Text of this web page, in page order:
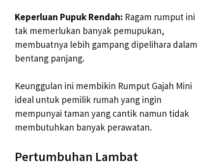
Keperluan Pupuk Rendah: Ragam rumput ini
tak memerlukan banyak pemupukan,
membuatnya lebih gampang dipelihara dalam
bentang panjang.
Keunggulan ini membikin Rumput Gajah Mini
ideal untuk pemilik rumah yang ingin
mempunyai taman yang cantik namun tidak
membutuhkan banyak perawatan.
Pertumbuhan Lambat